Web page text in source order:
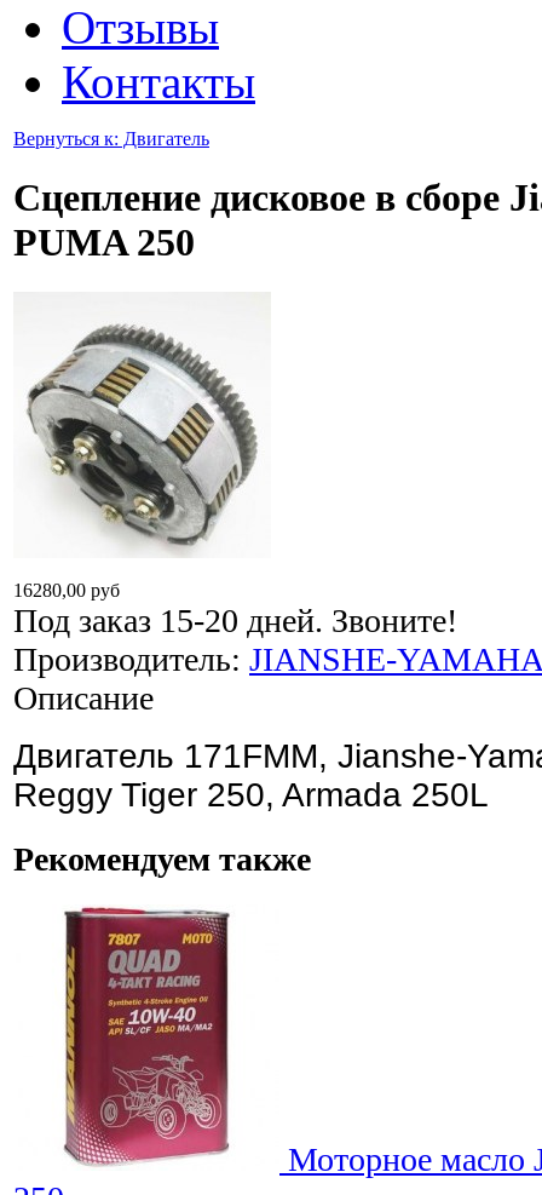
Отзывы
Контакты
Вернуться к: Двигатель
Сцепление дисковое в сборе
PUMA 250
16280,00 руб
Под заказ 15-20 дней. Звоните!
Производитель: JIANSHE-
Описание
Двигатель 171FMM, Jianshe-
Reggy Tiger 250, Armada 250L
Рекомендуем также
Моторное масло